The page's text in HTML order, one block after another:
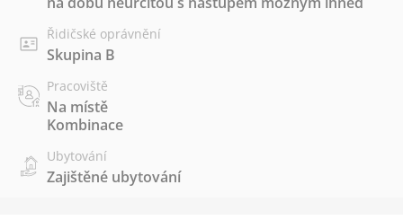
Řidičské oprávnění
Skupina B
Pracoviště
Na místě
Kombinace
Ubytování
Zajištěné ubytování